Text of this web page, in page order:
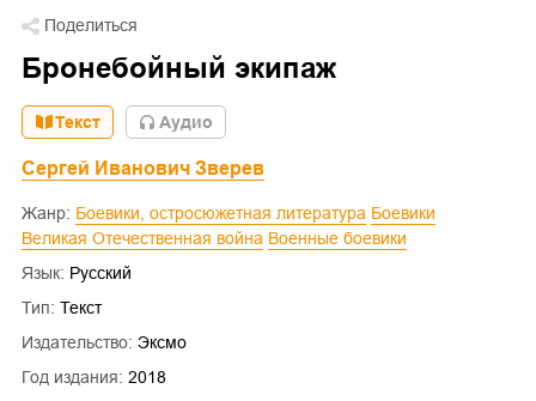
Поделиться
Бронебойный экипаж
Текст Aудио
Сергей Иванович Зверев
Жанр: Боевики, остросюжетная литература
Боевики
Великая Отечественная война
Военные боевики
Язык: Русский
Тип: Текст
Издательство: Эксмо
Год издания: 2018